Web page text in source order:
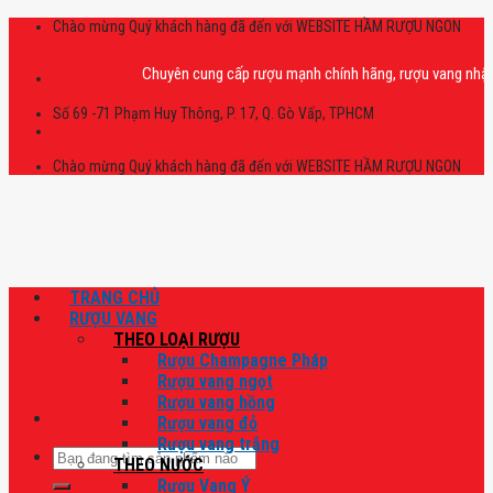
Skip
Chào mừng Quý khách hàng đã đến với WEBSITE HẦM RƯỢU NGON
Chuyên cung cấp rượu mạnh chính hãng, rượu vang nhập
Số 69 -71 Phạm Huy Thông, P. 17, Q. Gò Vấp, TPHCM
Chào mừng Quý khách hàng đã đến với WEBSITE HẦM RƯỢU NGON
Tìm
kiếm:
TRANG CHỦ
RƯỢU VANG
THEO LOẠI RƯỢU
Rượu Champagne Pháp
Rượu vang ngọt
Rượu vang hồng
Rượu vang đỏ
Rượu vang trắng
THEO NƯỚC
Rượu Vang Ý